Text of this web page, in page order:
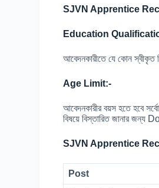
SJVN Apprentice
Education
আবেদনকারীতে যে কোন
Age Limit:-
আবেদনকারীর বয়স হতে হবে
বিষয়ে বিস্তারিত জানার
SJVN Apprentice
Post